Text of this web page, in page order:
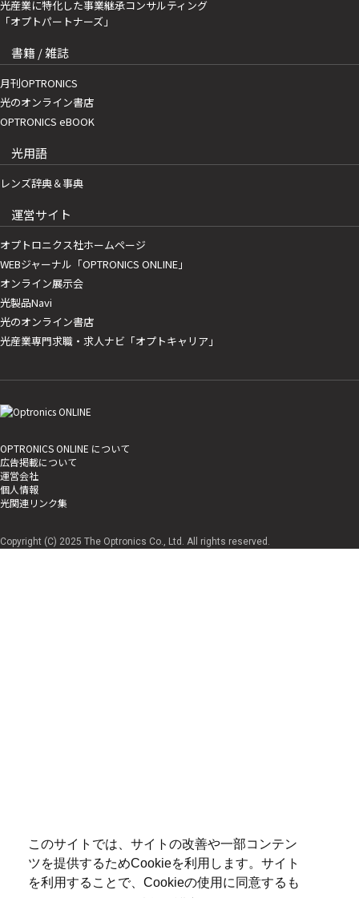
このサイトでは、サイトの改善や一部コンテン
ツを提供するためCookieを利用します。サイト
を利用することで、Cookieの使用に同意するも
光産業に特化した事業継承コンサルティング
「オプトパートナーズ」
書籍 / 雑誌
月刊OPTRONICS
光のオンライン書店
OPTRONICS eBOOK
光用語
レンズ辞典＆事典
運営サイト
オプトロニクス社ホームページ
WEBジャーナル「OPTRONICS ONLINE」
オンライン展示会
光製品Navi
光のオンライン書店
光産業専門求職・求人ナビ「オプトキャリア」
OPTRONICS ONLINE について
広告掲載について
運営会社
個人情報
光関連リンク集
Copyright (C) 2025 The Optronics Co., Ltd. All rights reserved.